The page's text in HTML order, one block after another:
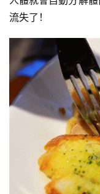
流失了！